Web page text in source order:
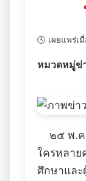
🕓 เผยแพร่
หมวดหมู่ข่
๒๕ พ.ค.
ใครหลา
ศึกษาและ